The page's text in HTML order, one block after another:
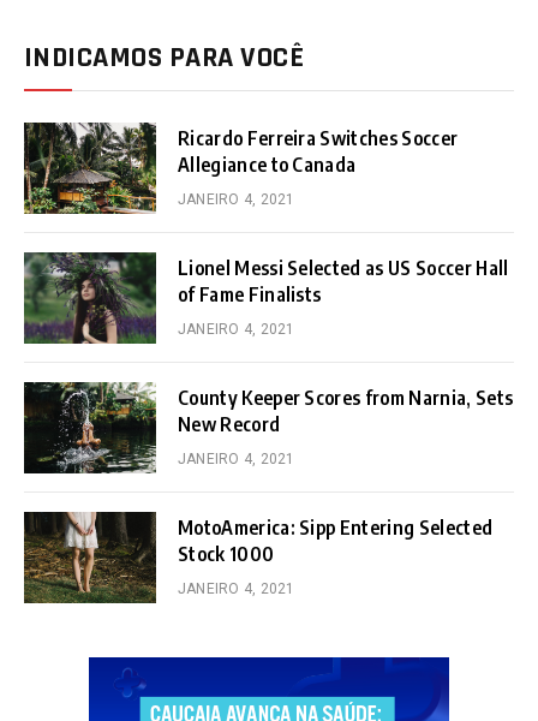
INDICAMOS PARA VOCÊ
Ricardo Ferreira Switches Soccer
Allegiance to Canada
JANEIRO 4, 2021
Lionel Messi Selected as US Soccer Hall
of Fame Finalists
JANEIRO 4, 2021
County Keeper Scores from Narnia, Sets
New Record
JANEIRO 4, 2021
MotoAmerica: Sipp Entering Selected
Stock 1000
JANEIRO 4, 2021